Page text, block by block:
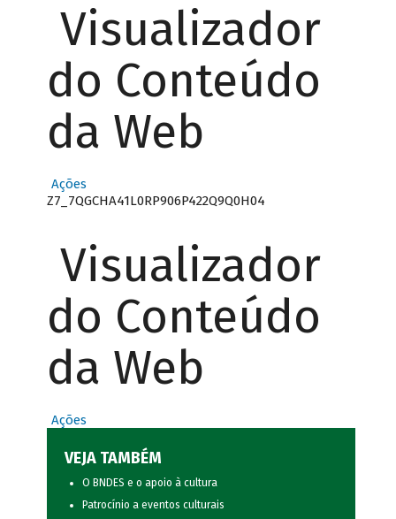
Visualizador
do Conteúdo
da Web
Ações
Z7_7QGCHA41L0RP906P422Q9Q0H04
Visualizador
do Conteúdo
da Web
Ações
VEJA TAMBÉM
O BNDES e o apoio à cultura
Patrocínio a eventos culturais